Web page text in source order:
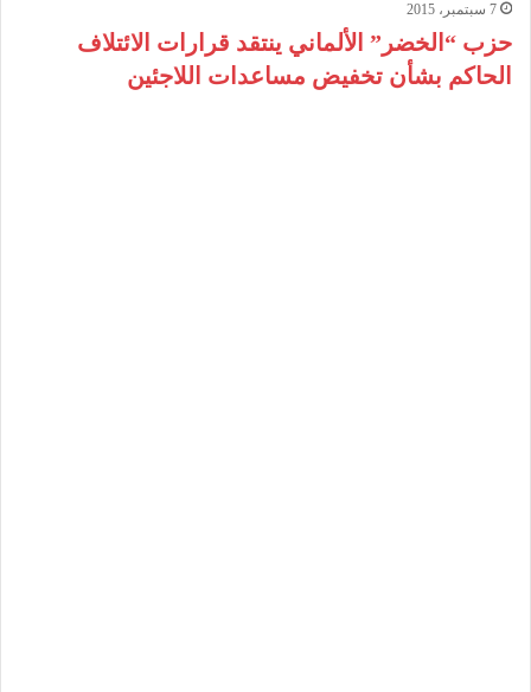
7 سبتمبر، 2015
حزب “الخضر” الألماني ينتقد قرارات الائتلاف
الحاكم بشأن تخفيض مساعدات اللاجئين